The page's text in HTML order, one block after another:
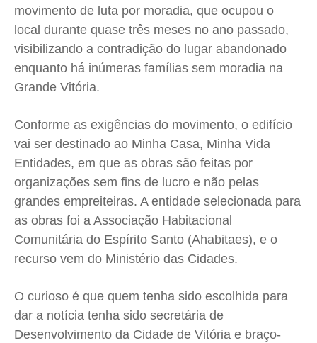
Caetano Roque
Gustavo Bastos
Jr Mignone (in memorian)
Wanda Sily
Publicidade Legal
Anuncie
Quem Somos
Expediente
Termos de Uso
Privacidade
Caetano Roque
Gustavo Bastos
Jr Mignone (in memorian)
Wanda Sily
Publicidade Legal
Anuncie
Quem Somos
Expediente
Termos de Uso
Privacidade
Caetano Roque
Gustavo Bastos
Jr Mignone (in memorian)
Wanda Sily
Publicidade Legal
Anuncie
Quem Somos
Expediente
Termos de Uso
Privacidade
Caetano Roque
Gustavo Bastos
Jr Mignone (in memorian)
Wanda Sily
Publicidade Legal
Anuncie
Quem Somos
Expediente
Termos de Uso
Privacidade
movimento de luta por moradia, que ocupou o
local durante quase três meses no ano passado,
visibilizando a contradição do lugar abandonado
enquanto há inúmeras famílias sem moradia na
Grande Vitória.
Conforme as exigências do movimento, o edifício
vai ser destinado ao Minha Casa, Minha Vida
Entidades, em que as obras são feitas por
organizações sem fins de lucro e não pelas
grandes empreiteiras. A entidade selecionada para
as obras foi a Associação Habitacional
Comunitária do Espírito Santo (Ahabitaes), e o
recurso vem do Ministério das Cidades.
O curioso é que quem tenha sido escolhida para
dar a notícia tenha sido secretária de
Desenvolvimento da Cidade de Vitória e braço-